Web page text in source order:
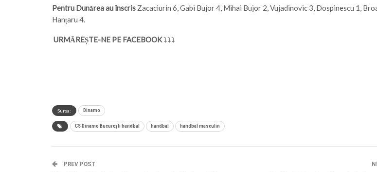
Pentru Dunărea au înscris Zacaciurin 6, Gabi Bujor 4, Mihai Bujor 2, Vujadinovic 3, Dospinescu 1,
Hanțaru 4.
URMĂREȘTE-NE PE FACEBOOK⤵⤵⤵
Sursa: Dinamo
CS Dinamo București handbal handbal handbal masculin
PREV POST